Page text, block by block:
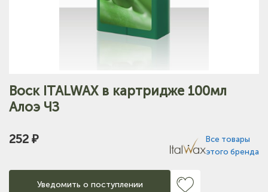
Воск ITALWAX в картридже 100мл
Алоэ ЧЗ
252 ₽
Все товары
этого бренда
Уведомить о поступлении